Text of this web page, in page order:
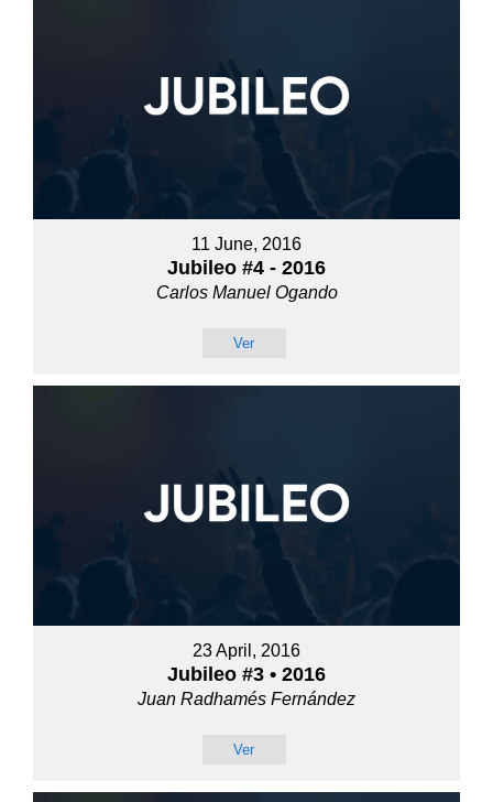
11 June, 2016
Jubileo #4 - 2016
Carlos Manuel Ogando
Ver
23 April, 2016
Jubileo #3 • 2016
Juan Radhamés Fernández
Ver